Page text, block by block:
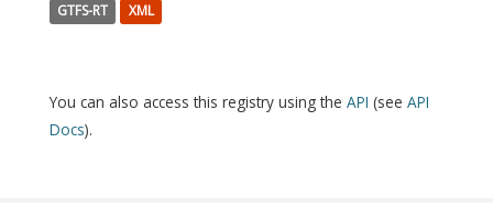
GTFS-RT XML
You can also access this registry using the API (see API
Docs).